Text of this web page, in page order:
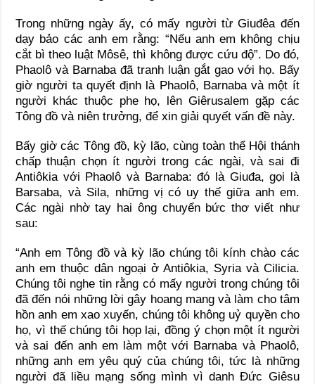
Trong những ngày ấy, có mấy người từ Giuđêa đến
dạy bảo các anh em rằng: “Nếu anh em không chịu
cắt bì theo luật Môsê, thì không được cứu độ”. Do đó,
Phaolô và Barnaba đã tranh luận gắt gao với họ. Bấy
giờ người ta quyết định là Phaolô, Barnaba và một ít
người khác thuộc phe họ, lên Giêrusalem gặp các
Tông đồ và niên trưởng, để xin giải quyết vấn đề này.
Bấy giờ các Tông đồ, kỳ lão, cùng toàn thể Hội thánh
chấp thuận chọn ít người trong các ngài, và sai đi
Antiôkia với Phaolô và Barnaba: đó là Giuđa, gọi là
Barsaba, và Sila, những vị có uy thế giữa anh em.
Các ngài nhờ tay hai ông chuyển bức thơ viết như
sau:
“Anh em Tông đồ và kỳ lão chúng tôi kính chào các
anh em thuộc dân ngoại ở Antiôkia, Syria và Cilicia.
Chúng tôi nghe tin rằng có mấy người trong chúng tôi
đã đến nói những lời gây hoang mang và làm cho tâm
hồn anh em xao xuyến, chúng tôi không uỷ quyền cho
họ, vì thế chúng tôi họp lại, đồng ý chọn một ít người
và sai đến anh em làm một với Barnaba và Phaolô,
những anh em yêu quý của chúng tôi, tức là những
người đã liều mạng sống mình vì danh Ðức Giêsu